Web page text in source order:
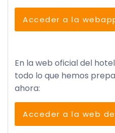
Acceder a la
En la web oficial del
todo lo que hemos
ahora:
Acceder a la web